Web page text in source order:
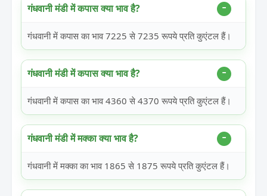
गंधवानी मंडी में कपास क्या भाव है?
गंधवानी में कपास का भाव 7225 से 7235 रूपये प्रति कुएंटल हैं।
गंधवानी मंडी में कपास क्या भाव है?
गंधवानी में कपास का भाव 4360 से 4370 रूपये प्रति कुएंटल हैं।
गंधवानी मंडी में मक्का क्या भाव है?
गंधवानी में मक्का का भाव 1865 से 1875 रूपये प्रति कुएंटल हैं।